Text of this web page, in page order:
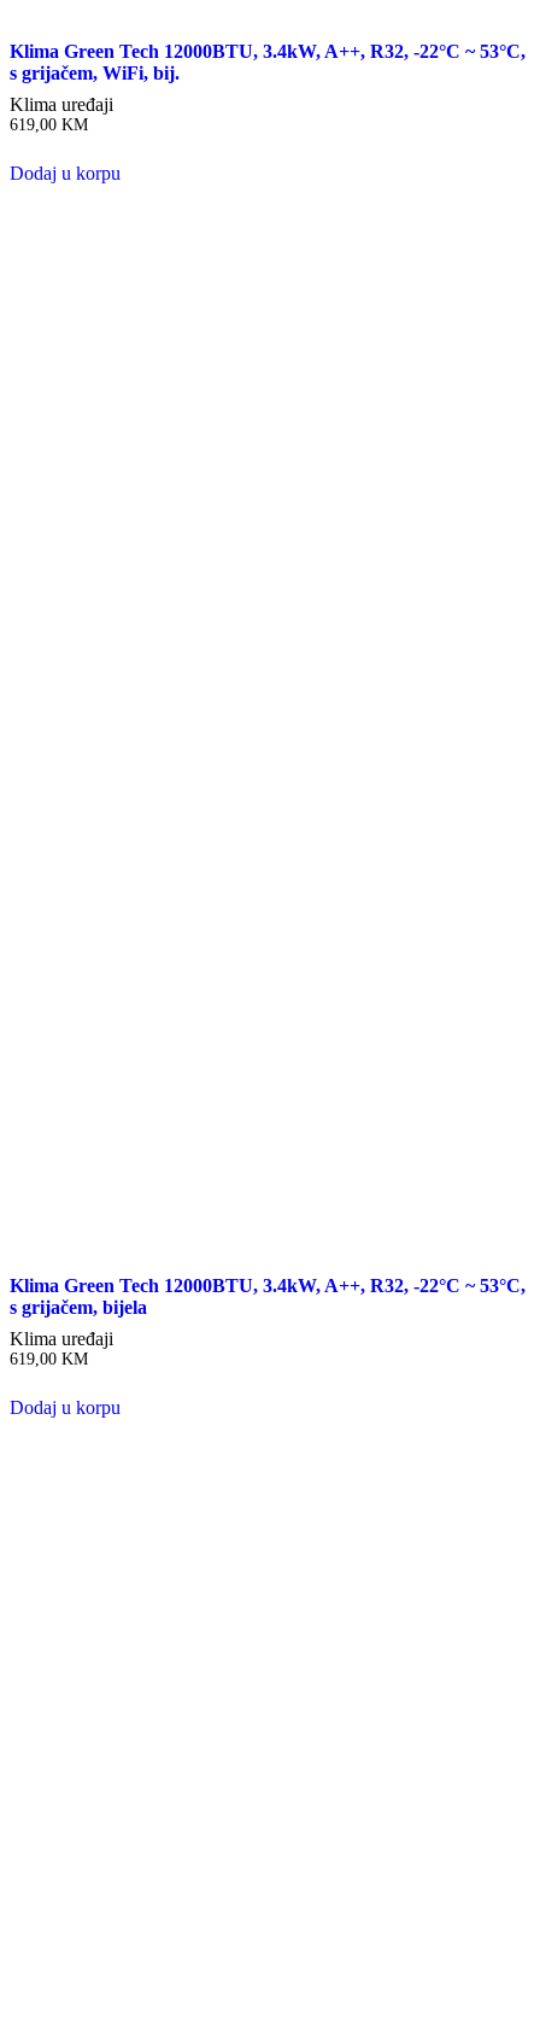
Klima Green Tech 12000BTU, 3.4kW, A++, R32, -22°C ~ 53°C,
s grijačem, WiFi, bij.
Klima uređaji
619,00 KM
Dodaj u korpu
Klima Green Tech 12000BTU, 3.4kW, A++, R32, -22°C ~ 53°C,
s grijačem, bijela
Klima uređaji
619,00 KM
Dodaj u korpu